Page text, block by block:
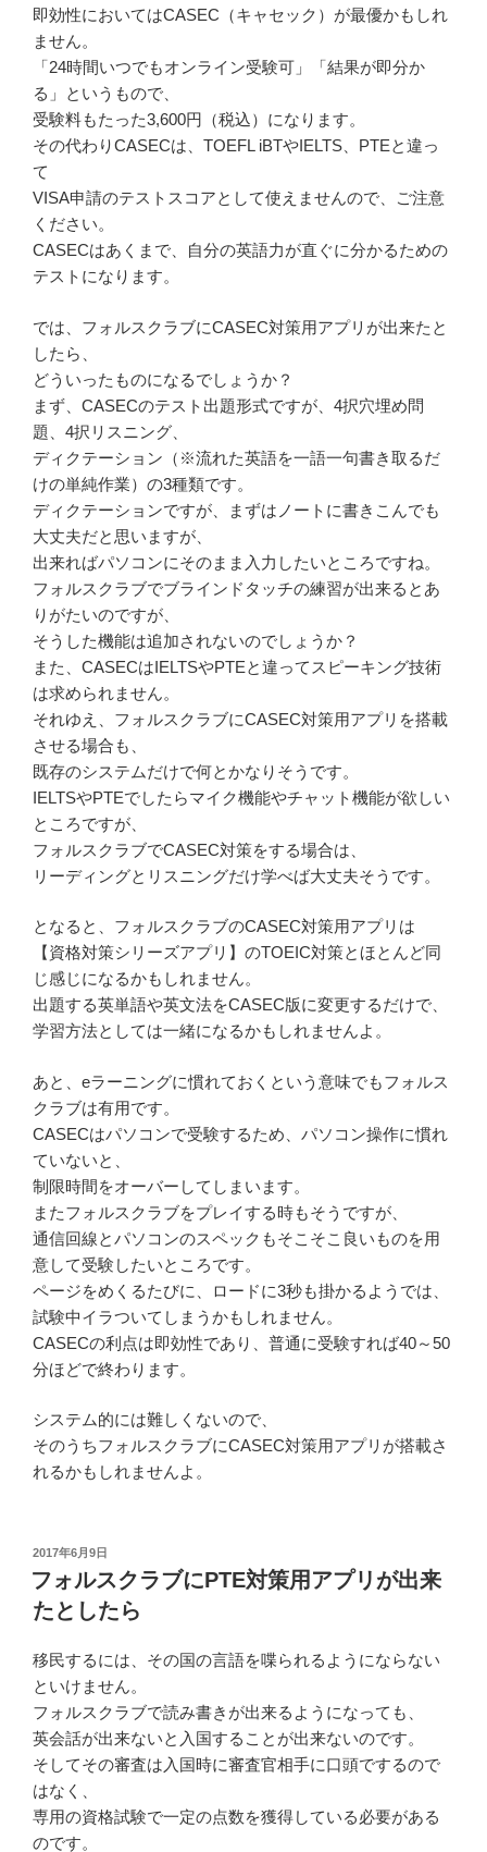
即効性においてはCASEC（キャセック）が最優かもしれ
ません。
「24時間いつでもオンライン受験可」「結果が即分か
る」というもので、
受験料もたった3,600円（税込）になります。
その代わりCASECは、TOEFL iBTやIELTS、PTEと違っ
て
VISA申請のテストスコアとして使えませんので、ご注意
ください。
CASECはあくまで、自分の英語力が直ぐに分かるための
テストになります。
では、フォルスクラブにCASEC対策用アプリが出来たと
したら、
どういったものになるでしょうか？
まず、CASECのテスト出題形式ですが、4択穴埋め問
題、4択リスニング、
ディクテーション（※流れた英語を一語一句書き取るだ
けの単純作業）の3種類です。
ディクテーションですが、まずはノートに書きこんでも
大丈夫だと思いますが、
出来ればパソコンにそのまま入力したいところですね。
フォルスクラブでブラインドタッチの練習が出来るとあ
りがたいのですが、
そうした機能は追加されないのでしょうか？
また、CASECはIELTSやPTEと違ってスピーキング技術
は求められません。
それゆえ、フォルスクラブにCASEC対策用アプリを搭載
させる場合も、
既存のシステムだけで何とかなりそうです。
IELTSやPTEでしたらマイク機能やチャット機能が欲しい
ところですが、
フォルスクラブでCASEC対策をする場合は、
リーディングとリスニングだけ学べば大丈夫そうです。
となると、フォルスクラブのCASEC対策用アプリは
【資格対策シリーズアプリ】のTOEIC対策とほとんど同
じ感じになるかもしれません。
出題する英単語や英文法をCASEC版に変更するだけで、
学習方法としては一緒になるかもしれませんよ。
あと、eラーニングに慣れておくという意味でもフォルス
クラブは有用です。
CASECはパソコンで受験するため、パソコン操作に慣れ
ていないと、
制限時間をオーバーしてしまいます。
またフォルスクラブをプレイする時もそうですが、
通信回線とパソコンのスペックもそこそこ良いものを用
意して受験したいところです。
ページをめくるたびに、ロードに3秒も掛かるようでは、
試験中イラついてしまうかもしれません。
CASECの利点は即効性であり、普通に受験すれば40～50
分ほどで終わります。
システム的には難しくないので、
そのうちフォルスクラブにCASEC対策用アプリが搭載さ
れるかもしれませんよ。
投
稿
日:
2017年6月9日
フォルスクラブにPTE対策用アプリが出来
たとしたら
移民するには、その国の言語を喋られるようにならない
といけません。
フォルスクラブで読み書きが出来るようになっても、
英会話が出来ないと入国することが出来ないのです。
そしてその審査は入国時に審査官相手に口頭でするので
はなく、
専用の資格試験で一定の点数を獲得している必要がある
のです。